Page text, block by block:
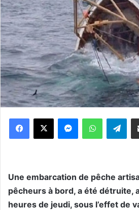
WhatsApp Telegram
Une embarcation de pêche
pêcheurs à bord, a été détruite,
heures de jeudi, sous l’effet de